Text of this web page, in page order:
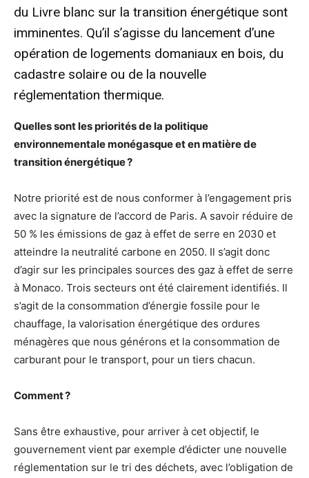
du Livre blanc sur la transition énergétique sont
imminentes. Qu’il s’agisse du lancement d’une
opération de logements domaniaux en bois, du
cadastre solaire ou de la nouvelle
réglementation thermique.
Quelles sont les priorités de la politique
environnementale monégasque et en matière de
transition énergétique ?
Notre priorité est de nous conformer à l’engagement pris
avec la signature de l’accord de Paris. A savoir réduire de
50 % les émissions de gaz à effet de serre en 2030 et
atteindre la neutralité carbone en 2050. Il s’agit donc
d’agir sur les principales sources des gaz à effet de serre
à Monaco. Trois secteurs ont été clairement identifiés. Il
s’agit de la consommation d’énergie fossile pour le
chauffage, la valorisation énergétique des ordures
ménagères que nous générons et la consommation de
carburant pour le transport, pour un tiers chacun.
Comment ?
Sans être exhaustive, pour arriver à cet objectif, le
gouvernement vient par exemple d’édicter une nouvelle
réglementation sur le tri des déchets, avec l’obligation de